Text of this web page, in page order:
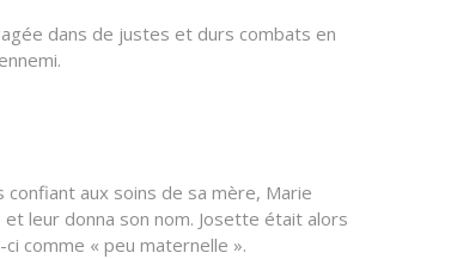
dans de justes et durs combats en
aux soins de sa mère, Marie
leur donna son nom. Josette était alors
comme « peu maternelle ».